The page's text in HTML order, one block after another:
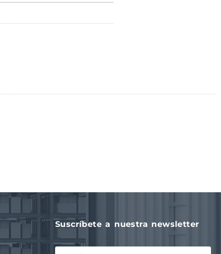
Suscríbete a nuestra newsletter